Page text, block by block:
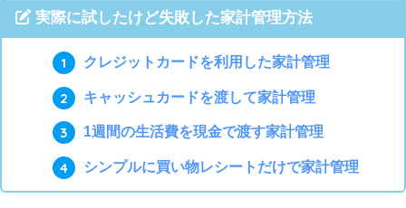
実際に試したけど失敗した家計管理方法
クレジットカードを利用した家計管理
キャッシュカードを渡して家計管理
1週間の生活費を現金で渡す家計管理
シンプルに買い物レシートだけで家計管理